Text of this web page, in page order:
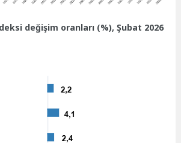
değişim oranları (%), Şubat 2026